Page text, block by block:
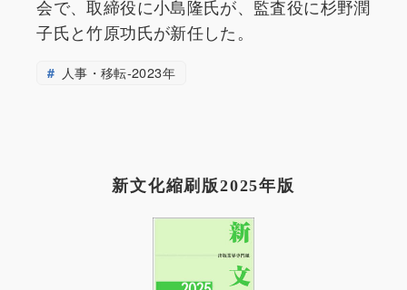
会で、取締役に小島隆氏が、監査役に杉野潤
子氏と竹原功氏が新任した。
人事・移転-2023年
新文化縮刷版2025年版